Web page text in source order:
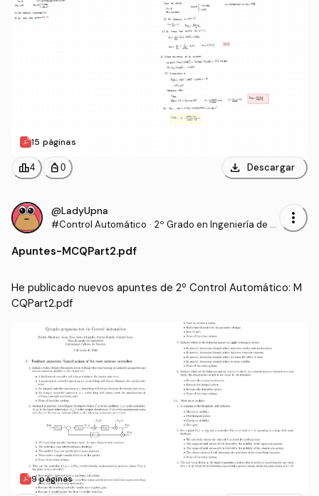
15 páginas
leaderboard4 personal_bag 0 download Descargar
@LadyUpna
#Control Automático · 2º Grado en Ingeniería de T
more_vert
Apuntes-MCQPart2.pdf
He publicado nuevos apuntes de 2º Control Automático: M
CQPart2.pdf
9 páginas